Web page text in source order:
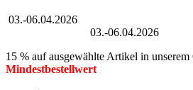
03.-06.04.2026
03.-06.04.2026
15 % auf ausgewählte Artikel in
Mindestbestellwert